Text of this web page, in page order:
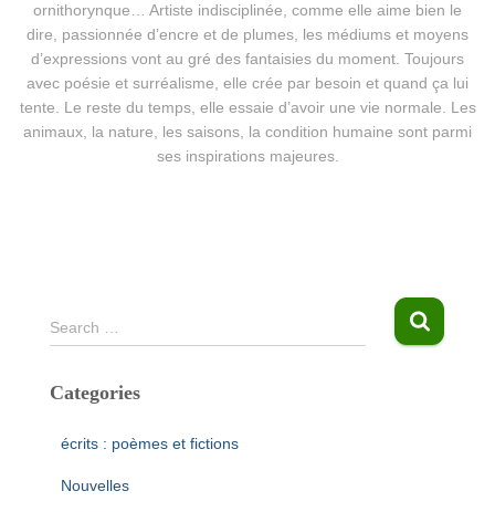
ornithorynque… Artiste indisciplinée, comme elle aime bien le
dire, passionnée d’encre et de plumes, les médiums et moyens
d’expressions vont au gré des fantaisies du moment. Toujours
avec poésie et surréalisme, elle crée par besoin et quand ça lui
tente. Le reste du temps, elle essaie d’avoir une vie normale. Les
animaux, la nature, les saisons, la condition humaine sont parmi
ses inspirations majeures.
S
e
r
Search …
Categories
écrits : poèmes et fictions
Nouvelles